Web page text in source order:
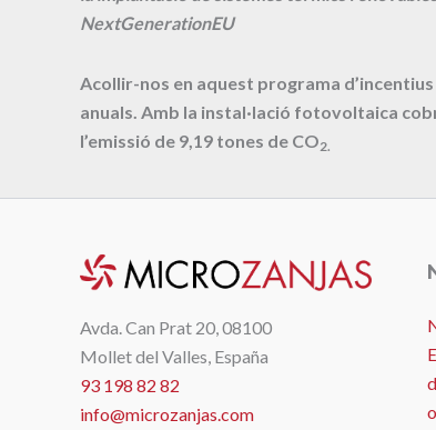
NextGenerationEU
Acollir-nos en aquest programa
anuals. Amb la instal·lació fotovoltaica
l’emissió de 9,19 tones de CO2.
Avda. Can Prat 20, 08100
Mollet del Valles, España
93 198 82 82
info@microzanjas.com